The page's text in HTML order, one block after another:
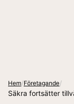
Hem/Företagande/
Säkra fortsätter